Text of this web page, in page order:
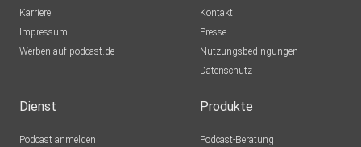
Karriere
Impressum
Werben auf podcast.de
Kontakt
Presse
Nutzungsbedingungen
Datenschutz
Dienst
Podcast anmelden
Produkte
Podcast-Beratung